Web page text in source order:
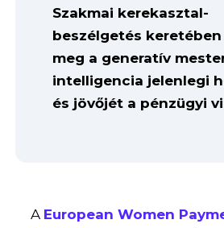
Szakmai kerekasztal-
beszélgetés
meg a generatív
intelligencia jelenlegi
és jövőjét a pénzügyi
A European Women